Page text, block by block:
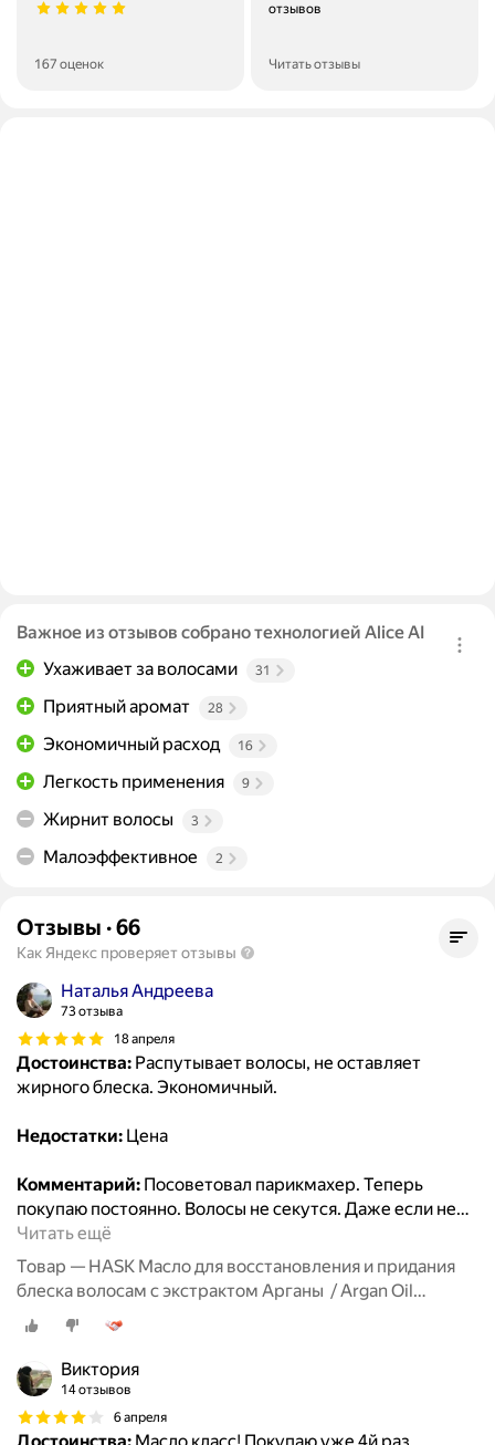
167 оценок
отзывов
Читать отзывы
Важное из отзывов собрано технологией Alice AI
Ухаживает за волосами
31
Приятный аромат 28
Экономичный расход 16
Легкость применения 9
Жирнит волосы 3
Малоэффективное 2
Отзывы ·66
Как Яндекс проверяет отзывы
Наталья Андреева
73 отзыва
18 апреля
Достоинства: Распутывает волосы, не оставляет
жирного блеска. Экономичный.
Недостатки: Цена
Комментарий: Посоветовал парикмахер. Теперь
покупаю постоянно. Волосы не секутся. Даже если не…
Читать ещё
Товар — HASK Масло для восстановления и придания
блеска волосам с экстрактом Арганы / Argan Oil
Repairing Shine Oil Vial 18 Ml
Виктория
14 отзывов
6 апреля